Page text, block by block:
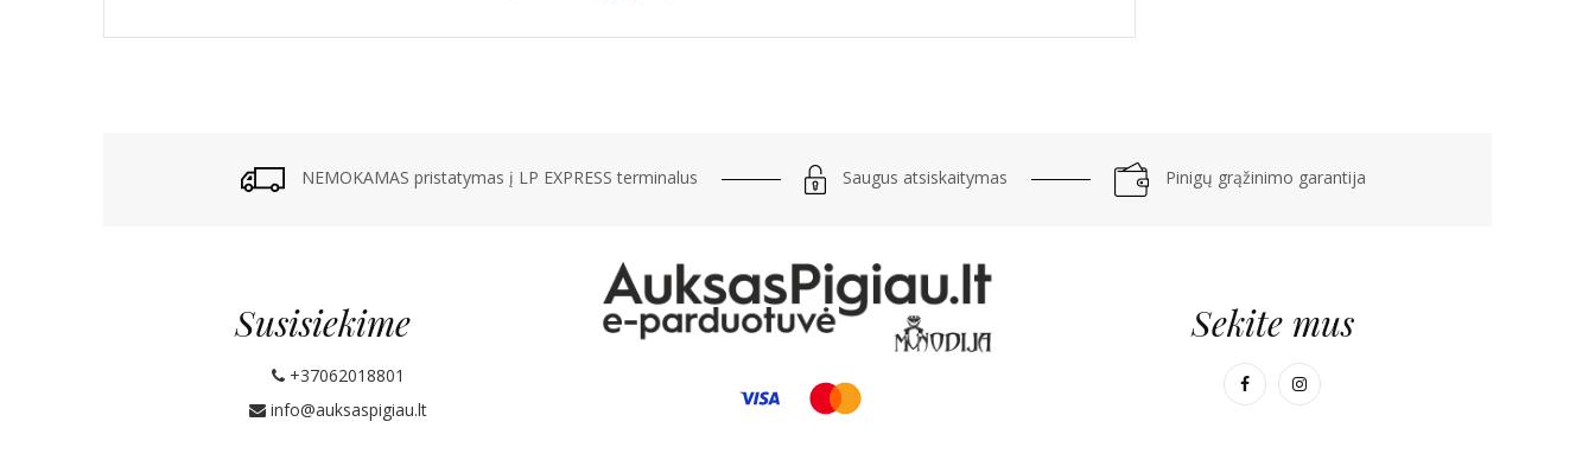
NEMOKAMAS pristatymas į LP EXPRESS terminalus Saugus atsiskaitymas Pinigų grąžinimo garantija
Susisiekime
+37062018801
info@auksaspigiau.lt
Sekite mus